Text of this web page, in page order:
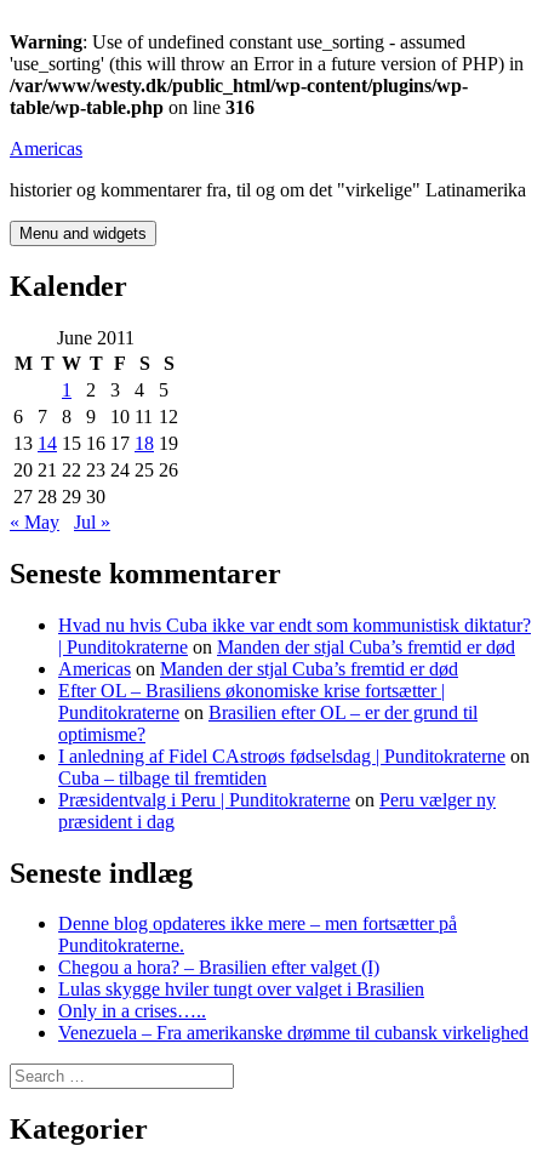
Warning: Use of undefined constant use_sorting - assumed
'use_sorting' (this will throw an Error in a future version of PHP) in
/var/www/westy.dk/public_html/wp-content/plugins/wp-
table/wp-table.php on line 316
Skip
content
Americas
historier og kommentarer fra, til og om det "virkelige" Latinamerika
Menu and widgets
Kalender
June 2011
M T W T F S
S
1
2 3 4
5
6
7 8 9 10 11 12
13 14 15 16 17 18 19
20 21 22 23 24 25 26
27 28 29 30
« May
Jul »
Seneste kommentarer
Hvad nu hvis Cuba ikke var endt som kommunistisk diktatur?
| Punditokraterne on Manden der stjal Cuba’s fremtid er død
Americas on Manden der stjal Cuba’s fremtid er død
Efter OL – Brasiliens økonomiske krise fortsætter |
Punditokraterne on Brasilien efter OL – er der grund til
optimisme?
I anledning af Fidel CAstroøs fødselsdag | Punditokraterne on
Cuba – tilbage til fremtiden
Præsidentvalg i Peru | Punditokraterne on Peru vælger ny
præsident i dag
Seneste indlæg
Denne blog opdateres ikke mere – men fortsætter på
Punditokraterne.
Chegou a hora? – Brasilien efter valget (I)
Lulas skygge hviler tungt over valget i Brasilien
Only in a crises…..
Venezuela – Fra amerikanske drømme til cubansk virkelighed
Search
for:
Kategorier